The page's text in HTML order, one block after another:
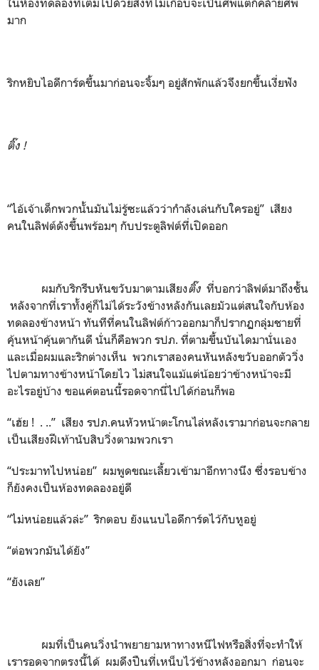
มาก
ริกหยิบไอดีการ์ดขึ้นมาก่อนจะจิ้มๆ อยู่สักพักแล้วจึงยกขึ้นเงี่ยฟัง
ติ๊ง !
“ไอ้เจ้าเด็กพวกนั้นมันไม่รู้ซะแล้วว่ากำลังเล่นกับใครอยู่” เสียง
คนในลิฟต์ดังขึ้นพร้อมๆ กับประตูลิฟต์ที่เปิดออก
ผมกับริกรีบหันขวับมาตามเสียงติ๊ง ที่บอกว่าลิฟต์มาถึงชั้น
หลังจากที่เราทั้งคู่ก็ไม่ได้ระวังข้างหลังกันเลยมัวแต่สนใจกับห้อง
ทดลองข้างหน้า ทันทีที่คนในลิฟต์ก้าวออกมาก็ปรากฏกลุ่มชายที่
คุ้นหน้าคุ้นตากันดี นั่นก็คือพวก รปภ. ที่ตามขึ้นบันไดมานั่นเอง
และเมื่อผมและริกต่างเห็น พวกเราสองคนหันหลังขวับออกตัววิ่ง
ไปตามทางข้างหน้าโดยไว ไม่สนใจแม้แต่น้อยว่าข้างหน้าจะมี
อะไรอยู่บ้าง ขอแค่ตอนนี้รอดจากนี่ไปได้ก่อนก็พอ
“เฮ้ย ! . ..” เสียง รปภ.คนหัวหน้าตะโกนไล่หลังเรามาก่อนจะกลาย
เป็นเสียงฝีเท้านับสิบวิ่งตามพวกเรา
“ประมาทไปหน่อย” ผมพูดขณะเลี้ยวเข้ามาอีกทางนึง ซึ่งรอบข้าง
ก็ยังคงเป็นห้องทดลองอยู่ดี
“ไม่หน่อยแล้วล่ะ” ริกตอบ ยังแนบไอดีการ์ดไว้กับหูอยู่
“ต่อพวกมันได้ยัง”
“ยังเลย”
ผมที่เป็นคนวิ่งนำพยายามหาทางหนีไฟหรือสิ่งที่จะทำให้
เรารอดจากตรงนี้ได้ ผมดึงปืนที่เหน็บไว้ข้างหลังออกมา ก่อนจะ